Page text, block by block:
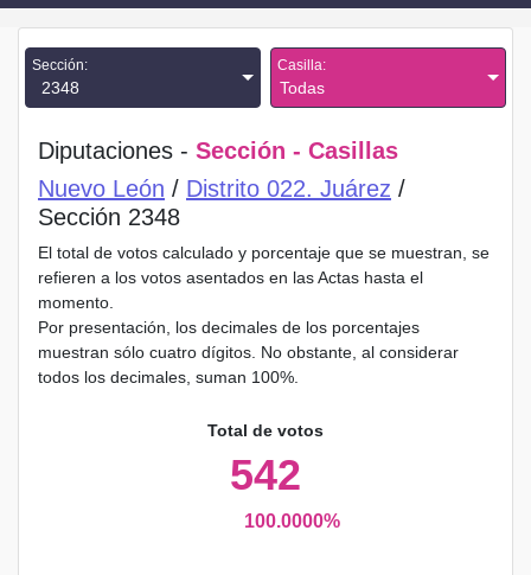
Sección:
2348
Casilla:
Todas
Diputaciones - Sección - Casillas
Nuevo León / Distrito 022. Juárez /
Sección 2348
El total de votos calculado y porcentaje que se muestran, se
refieren a los votos asentados en las Actas hasta el
momento.
Por presentación, los decimales de los porcentajes
muestran sólo cuatro dígitos. No obstante, al considerar
todos los decimales, suman 100%.
Total de votos
542
100.0000%